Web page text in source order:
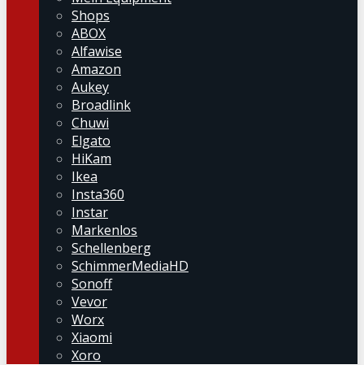
Shops
ABOX
Alfawise
Amazon
Aukey
Broadlink
Chuwi
Elgato
HiKam
Ikea
Insta360
Instar
Markenlos
Schellenberg
SchimmerMediaHD
Sonoff
Vevor
Worx
Xiaomi
Xoro